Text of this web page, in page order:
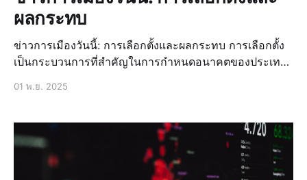
ผลกระทบ
ข่าวการเมืองวันนี้: การเลือกตั้งและผลกระทบ การเลือกตั้ง
เป็นกระบวนการที่สำคัญในการกำหนดอนาคตของประเทศ
ทางการเมืองอย่างต่อเนื่อง การเลือกตั้งไม่เพียงแต่เป็นการ
สังคม และวัฒนธรรมของประเทศด้วย ข่าวล่าสุด: การเลื
01 พ.ย. 2025